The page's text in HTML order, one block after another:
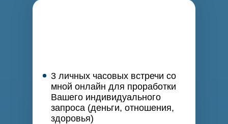
3 личных часовых встречи со
мной онлайн для проработки
Вашего индивидуального
запроса (деньги, отношения,
здоровья)